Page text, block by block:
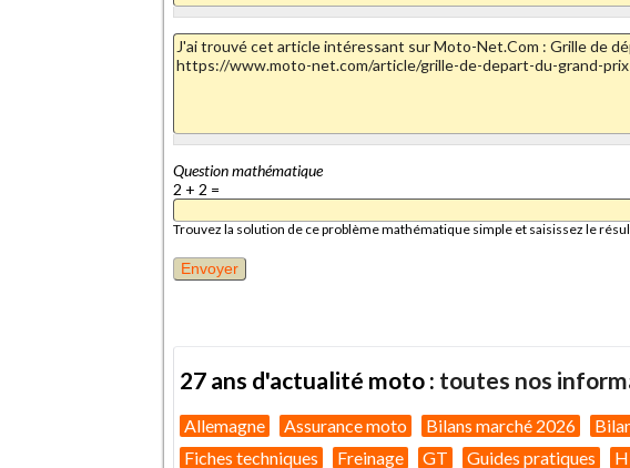
Question mathématique
2 + 2 =
Trouvez la solution de ce problème mathématique simple et saisissez le
27 ans d'actualité moto : toutes nos
Allemagne Assurance moto Bilans marché 2026
Fiches techniques
Freinage GT Guides pratiques